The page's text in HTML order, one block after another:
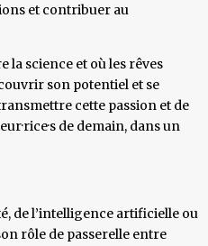
et contribuer au
la science et où les rêves
son potentiel et se
cette passion et de
de demain, dans un
de l’intelligence artificielle ou
rôle de passerelle entre